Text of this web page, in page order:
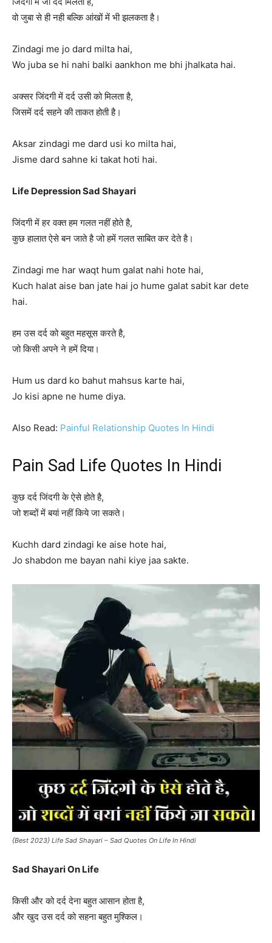
वो जुबा से ही नही बल्कि आंखों में भी झलकता है।
Zindagi me jo dard milta hai,
Wo juba se hi nahi balki aankhon me bhi jhalkata hai.
अक्सर जिंदगी में दर्द उसी को मिलता है,
जिसमें दर्द सहने की ताकत होती है।
Aksar zindagi me dard usi ko milta hai,
Jisme dard sahne ki takat hoti hai.
Life Depression Sad Shayari
जिंदगी में हर वक्त हम गलत नहीं होते है,
कुछ हालात ऐसे बन जाते है जो हमें गलत साबित कर देते है।
Zindagi me har waqt hum galat nahi hote hai,
Kuch halat aise ban jate hai jo hume galat sabit kar dete
hai.
हम उस दर्द को बहुत महसूस करते है,
जो किसी अपने ने हमें दिया।
Hum us dard ko bahut mahsus karte hai,
Jo kisi apne ne hume diya.
Also Read: Painful Relationship Quotes In Hindi
Pain Sad Life Quotes In Hindi
कुछ दर्द जिंदगी के ऐसे होते है,
जो शब्दों में बयां नहीं किये जा सकते।
Kuchh dard zindagi ke aise hote hai,
Jo shabdon me bayan nahi kiye jaa sakte.
{Best 2023} Life Sad Shayari – Sad Quotes On Life In Hindi
Sad Shayari On Life
किसी और को दर्द देना बहुत आसान होता है,
और खुद उस दर्द को सहना बहुत मुश्किल।